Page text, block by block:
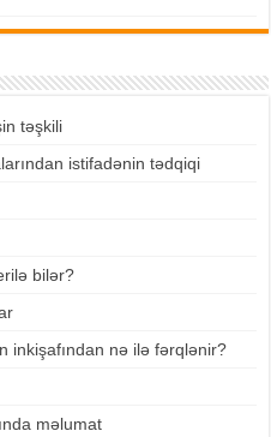
təşkili
istifadənin tədqiqi
bilər?
inkişafından nə ilə fərqlənir?
məlumat